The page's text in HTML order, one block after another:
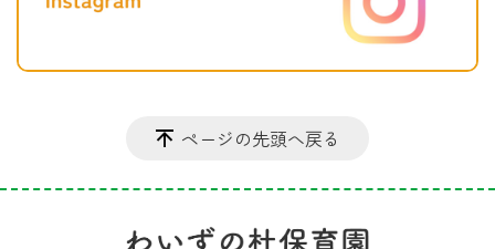
ページの先頭へ戻る